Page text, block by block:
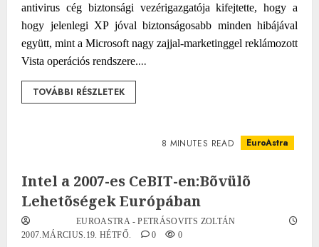
antivirus cég biztonsági vezérigazgatója kifejtette, hogy a
hogy jelenlegi XP jóval biztonságosabb minden hibájával
együtt, mint a Microsoft nagy zajjal-marketinggel reklámozott
Vista operációs rendszere....
TOVÁBBI RÉSZLETEK
8 MINUTES READ EuroAstra
Intel a 2007-es CeBIT-en:Bõvülõ
Lehetõségek Európában
EUROASTRA - PETRÁSOVITS ZOLTÁN
2007.MÁRCIUS.19. HÉTFŐ.
0 0